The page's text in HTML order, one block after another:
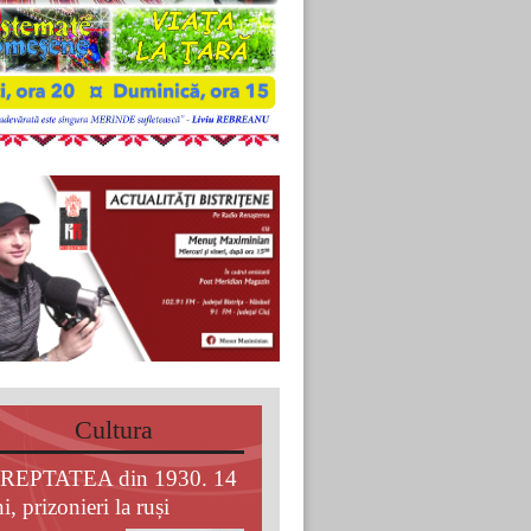
Cultura
din 1930. 14
prizonieri la ruși